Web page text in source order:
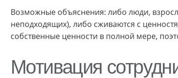
Возможные объяснения: либо люди,
неподходящих), либо сживаются с
собственные ценности в полной мере,
Мотивация